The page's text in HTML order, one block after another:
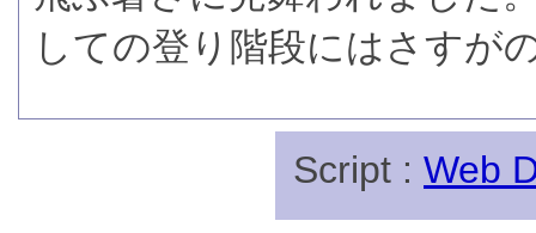
しての登り階段にはさすが
Script : Web